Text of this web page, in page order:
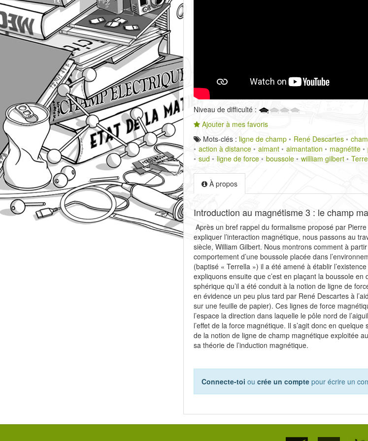
Niveau de difficulté :
Ajouter à mes favoris
Mots-clés : ligne de champ René Descartes
action à distance
aimant aimantation magnétite
sud
ligne de force boussole willliam gilbert
À propos
Introduction au magnétisme 3 : le champ
Après un bref rappel du formalisme proposé par
expliquer l’interaction magnétique, nous passons au
siècle, William Gilbert. Nous montrons comment à
comportement d’une boussole placée dans
(baptisé « Terrella ») il a été amené à établir
expliquons ensuite que c’est en plaçant la boussole en
sphérique qu’il a été conduit à la notion de ligne de
en évidence un peu plus tard par René Descartes à
sur une feuille de papier). Ces lignes de force
l’espace la direction dans laquelle le pôle nord de
l’effet de la force magnétique. Il s’agit donc en
de la notion de ligne de champ magnétique exploitée
sa théorie de l’induction magnétique.
Connecte-toi ou crée un compte pour écrire un